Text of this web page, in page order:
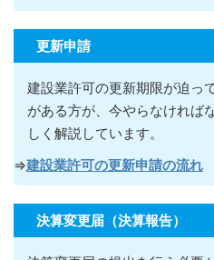
更新申請
建設業許可の更新期限が迫っ
がある方が 、今やらなければ
しく解説しています。
⇒建設業許可の更新申請の流れ
決算変更届（決算報告）